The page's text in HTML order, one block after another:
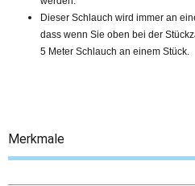
Dieser Schlauch wird immer an
dass wenn Sie oben bei der
5 Meter Schlauch an einem Stück.
Merkmale